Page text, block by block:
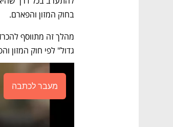
בחוק המזון והפארם.
מהלך זה מתווסף להכרזה דומה
גדול" לפי חוק המזון
מעבר לכתבה